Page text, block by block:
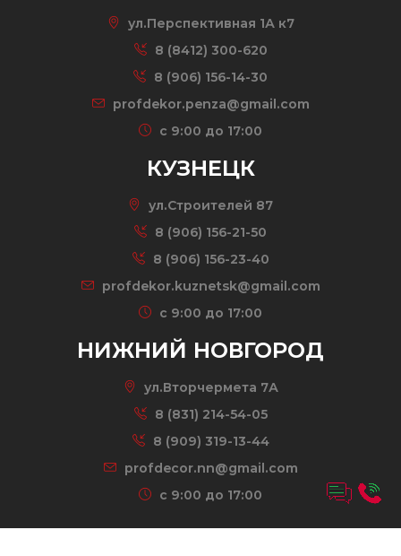
ул.Перспективная 1А к7
8 (8412) 300-620
8 (906) 156-14-30
profdekor.penza@gmail.com
c 9:00 до 17:00
КУЗНЕЦК
ул.Строителей 87
8 (906) 156-21-50
8 (906) 156-23-40
profdekor.kuznetsk@gmail.com
c 9:00 до 17:00
НИЖНИЙ НОВГОРОД
ул.Вторчермета 7А
8 (831) 214-54-05
8 (909) 319-13-44
profdecor.nn@gmail.com
c 9:00 до 17:00